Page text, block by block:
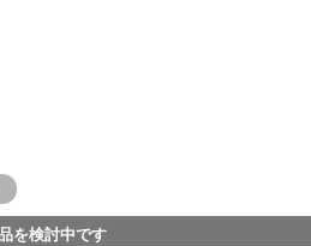
を検討中です